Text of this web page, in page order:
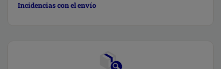
Incidencias con el envío